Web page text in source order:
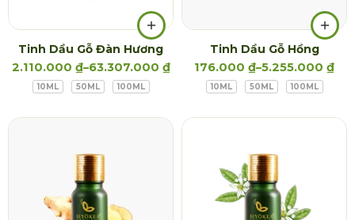
Tinh Dầu Gỗ Đàn Hương
2.110.000 ₫–63.307.000 ₫
10ML 50ML 100ML
Tinh Dầu Gỗ Hồng
176.000 ₫–5.255.000 ₫
10ML 50ML 100ML